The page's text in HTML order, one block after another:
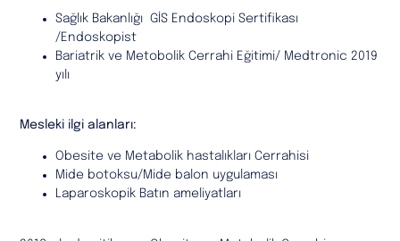
Sağlık Bakanlığı GİS Endoskopi Sertifikası
/Endoskopist
Bariatrik ve Metobolik Cerrahi Eğitimi/ Medtronic 2019
yılı
Mesleki ilgi alanları:
Obesite ve Metabolik hastalıkları Cerrahisi
Mide botoksu/Mide balon uygulaması
Laparoskopik Batın ameliyatları